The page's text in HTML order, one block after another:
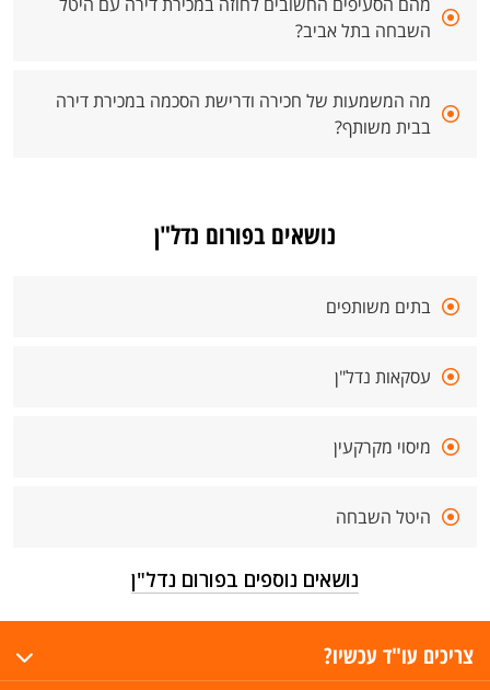
השבחה בתל אביב?
מה המשמעות של חכירה ודרישת הסכמה במכירת דירה
בבית משותף?
נושאים בפורום נדל"ן
בתים משותפים
עסקאות נדל"ן
מיסוי מקרקעין
היטל השבחה
נושאים נוספים בפורום נדל"ן
צריכים עו"ד עכשיו?